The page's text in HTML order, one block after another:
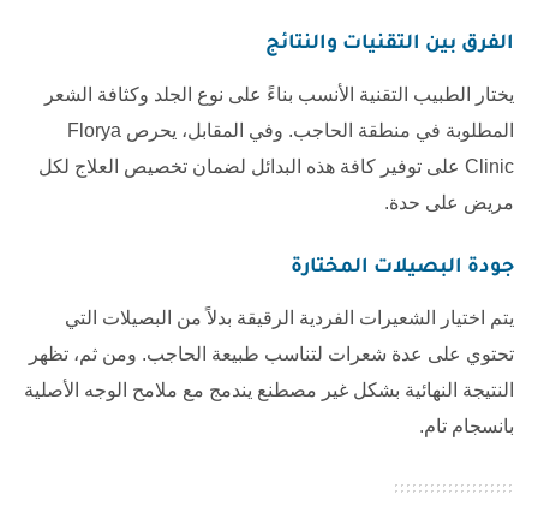
الفرق بين التقنيات والنتائج
يختار الطبيب التقنية الأنسب بناءً على نوع الجلد وكثافة الشعر
المطلوبة في منطقة الحاجب. وفي المقابل، يحرص Florya
Clinic على توفير كافة هذه البدائل لضمان تخصيص العلاج لكل
مريض على حدة.
جودة البصيلات المختارة
يتم اختيار الشعيرات الفردية الرقيقة بدلاً من البصيلات التي
تحتوي على عدة شعرات لتناسب طبيعة الحاجب. ومن ثم، تظهر
النتيجة النهائية بشكل غير مصطنع يندمج مع ملامح الوجه الأصلية
بانسجام تام.